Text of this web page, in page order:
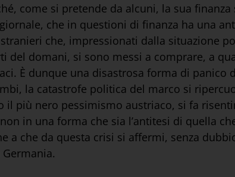
come si pretende da alcuni, la sua finanza
che in questioni di finanza ha una
che, impressionati dalla situazione
domani, si sono messi a comprare, a
È dunque una disastrosa forma di panico
la catastrofe politica del marco si
più nero pessimismo austriaco, si fa
in una forma che sia l’antitesi di quella
a che da questa crisi si affermi, senza